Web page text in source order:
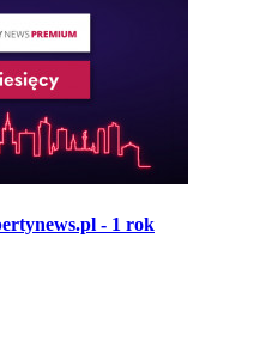
- 1 rok